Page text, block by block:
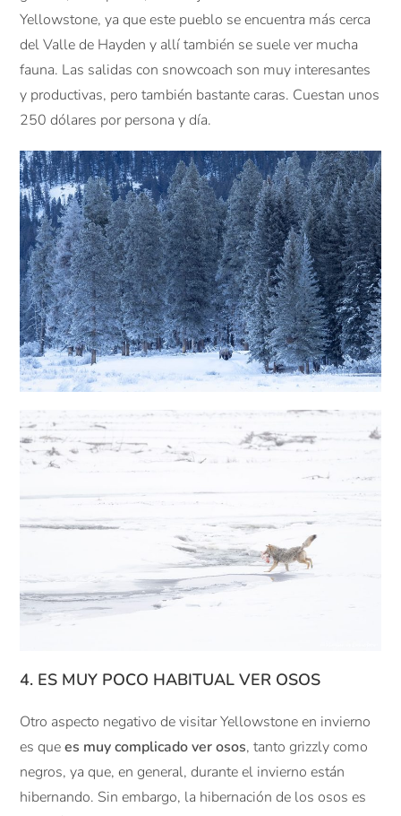
Yellowstone, ya que este pueblo se encuentra más cerca
del Valle de Hayden y allí también se suele ver mucha
fauna. Las salidas con snowcoach son muy interesantes
y productivas, pero también bastante caras. Cuestan unos
250 dólares por persona y día.
4. ES MUY POCO HABITUAL VER OSOS
Otro aspecto negativo de visitar Yellowstone en invierno
es quees muy complicado ver osos, tanto grizzly como
negros, ya que, en general, durante el invierno están
hibernando. Sin embargo, la hibernación de los osos es